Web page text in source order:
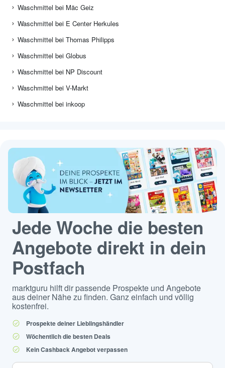
Waschmittel bei Mäc Geiz
Waschmittel bei E Center Herkules
Waschmittel bei Thomas Philipps
Waschmittel bei Globus
Waschmittel bei NP Discount
Waschmittel bei V-Markt
Waschmittel bei inkoop
Jede Woche die besten
Angebote direkt in dein
Postfach
marktguru hilft dir passende Prospekte und Angebote
aus deiner Nähe zu finden. Ganz einfach und völlig
kostenfrei.
Prospekte deiner Lieblingshändler
Wöchentlich die besten Deals
Kein Cashback Angebot verpassen